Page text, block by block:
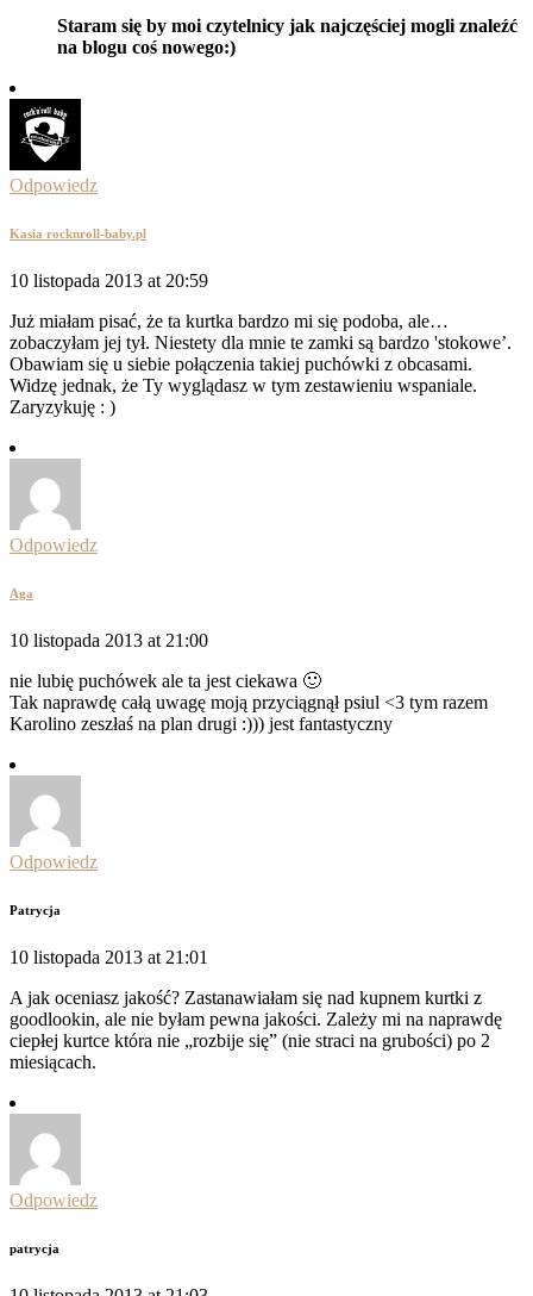
Staram się by moi czytelnicy jak najczęściej mogli znaleźć
na blogu coś nowego:)
Odpowiedz
Kasia rocknroll-baby.pl
10 listopada 2013 at 20:59
Już miałam pisać, że ta kurtka bardzo mi się podoba, ale…
zobaczyłam jej tył. Niestety dla mnie te zamki są bardzo 'stokowe’.
Obawiam się u siebie połączenia takiej puchówki z obcasami.
Widzę jednak, że Ty wyglądasz w tym zestawieniu wspaniale.
Zaryzykuję : )
Odpowiedz
Aga
10 listopada 2013 at 21:00
nie lubię puchówek ale ta jest ciekawa 🙂
Tak naprawdę całą uwagę moją przyciągnął psiul <3 tym razem
Karolino zeszłaś na plan drugi :))) jest fantastyczny
Odpowiedz
Patrycja
10 listopada 2013 at 21:01
A jak oceniasz jakość? Zastanawiałam się nad kupnem kurtki z
goodlookin, ale nie byłam pewna jakości. Zależy mi na naprawdę
ciepłej kurtce która nie „rozbije się” (nie straci na grubości) po 2
miesiącach.
Odpowiedz
patrycja